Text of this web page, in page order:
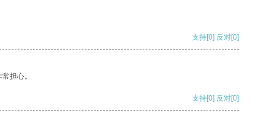
支持[0] 反对[0]
担心。
支持[0] 反对[0]